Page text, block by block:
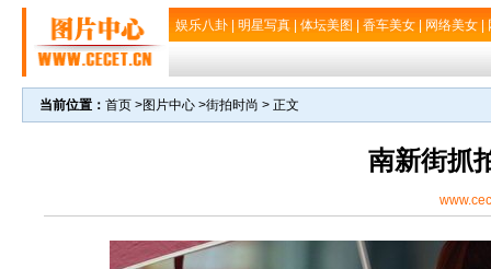
娱乐八卦 明星写真 体坛美图 香车美女 网络美女
当前位置： 首页 >图片中心 >街拍时尚 > 正文
南新街抓